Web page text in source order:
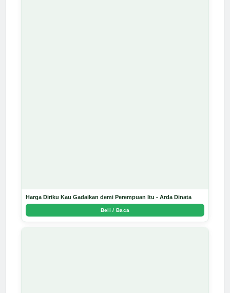
Harga Diriku Kau Gadaikan demi Perempuan Itu - Arda Dinata
Beli / Baca